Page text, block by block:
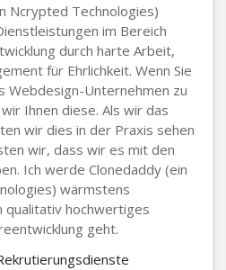
Ncrypted Technologies)
im Bereich
durch harte Arbeit,
für Ehrlichkeit. Wenn Sie
Webdesign-Unternehmen zu
Ihnen diese. Als wir das
wir dies in der Praxis sehen
wir, dass wir es mit den
Ich werde Clonedaddy (ein
wärmstens
qualitativ hochwertiges
geht.